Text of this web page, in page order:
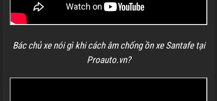
Bác chủ xe nói gì khi cách âm chống ồn xe Santafe tại
Proauto.vn?